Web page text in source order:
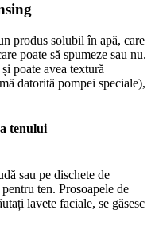
produs solubil în apă, care
poate să spumeze sau nu.
poate avea textură
datorită pompei speciale),
tenului
sau pe dischete de
ten. Prosoapele de
lavete faciale, se găsesc